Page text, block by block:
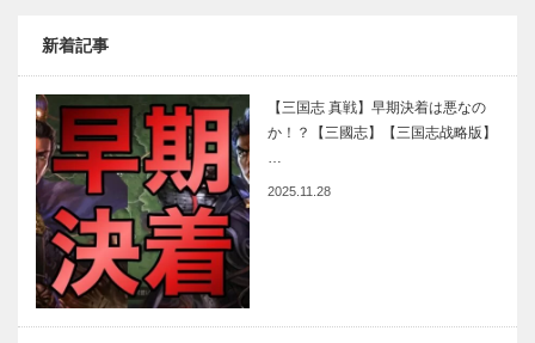
新着記事
【三国志 真戦】早期決着は悪なの
か！？【三國志】【三国志战略版】
…
2025.11.28